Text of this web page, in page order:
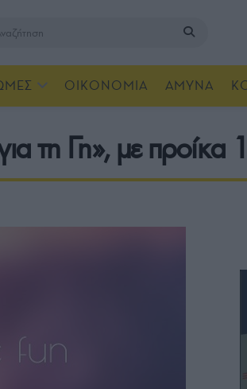
ΟΙΚΟΝΟΜΙΑ ΑΜΥΝΑ
τη Γη», με προίκα